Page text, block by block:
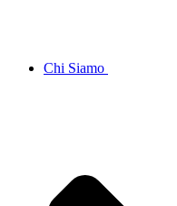
Chi Siamo